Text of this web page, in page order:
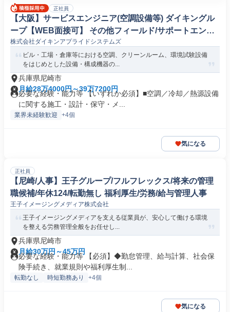
正社員
【大阪】サービスエンジニア(空調設備等) ダイキングル
ープ【WEB面接可】 その他フィールド/サポートエンジ
ニア(機械/電気/電子製品専門職)
株式会社ダイキンアプライドシステムズ
ビル・工場・倉庫等における空調、クリーンルーム、環境試験設備
をはじめとした設備・構成機器の...
兵庫県尼崎市
月給28万4000円～39万7200円
必要な経験・能力等 【いずれか必須】■空調／冷却／熱源設備
に関する施工・設計・保守・メ...
業界未経験歓迎 +4個
気になる
正社員
【尼崎/人事】王子グループ/フルフレックス/将来の管理
職候補/年休124/転勤無し 福利厚生/労務/給与管理人事
王子イメージングメディア株式会社
王子イメージングメディアを支える従業員が、安心して働ける環境
を整える労務管理全般をお任せし...
兵庫県尼崎市
月給30万円～45万円
必要な経験・能力等 【必須】◆勤怠管理、給与計算、社会保
険手続き、就業規則や福利厚生制...
転勤なし 時短勤務あり +4個
気になる